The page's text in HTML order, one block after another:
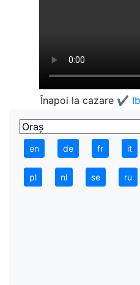
Înapoi la cazare ✔️
en de fr it
pl nl se ru